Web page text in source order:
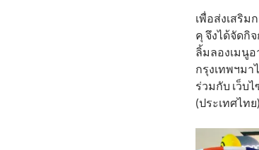
เพื่อส่งเสริ
คุ จึงได้จัดกิ
ลิ้มลองเมนู
กรุงเทพฯมา
ร่วมกับ เว็บ
(ประเทศไท